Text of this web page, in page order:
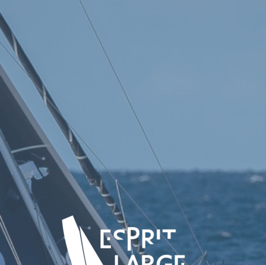
Corentin Douguet -
Skipper Esprit large
Cookies management panel